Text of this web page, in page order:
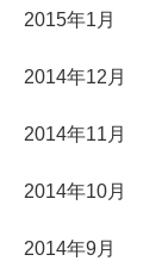
2015年1月
2014年12月
2014年11月
2014年10月
2014年9月